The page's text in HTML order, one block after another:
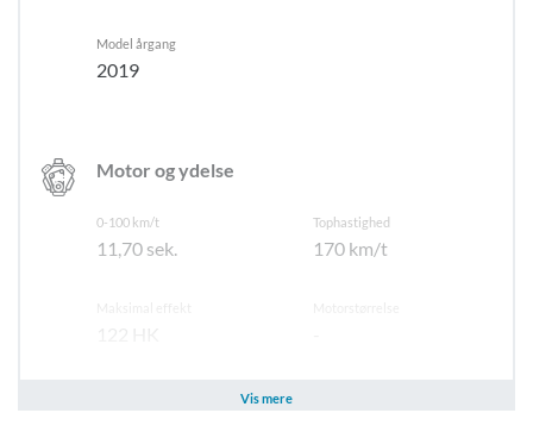
Model årgang
2019
Motor og ydelse
0-100 km/t
11,70 sek.
Tophastighed
170 km/t
Vis mere